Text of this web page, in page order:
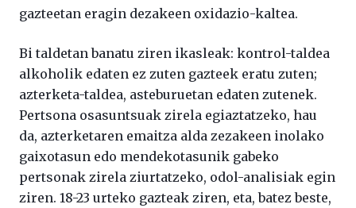
gazteetan eragin dezakeen oxidazio-kaltea.
Bi taldetan banatu ziren ikasleak: kontrol-taldea
alkoholik edaten ez zuten gazteek eratu zuten;
azterketa-taldea, asteburuetan edaten zutenek.
Pertsona osasuntsuak zirela egiaztatzeko, hau
da, azterketaren emaitza alda zezakeen inolako
gaixotasun edo mendekotasunik gabeko
pertsonak zirela ziurtatzeko, odol-analisiak egin
ziren. 18-23 urteko gazteak ziren, eta, batez beste,